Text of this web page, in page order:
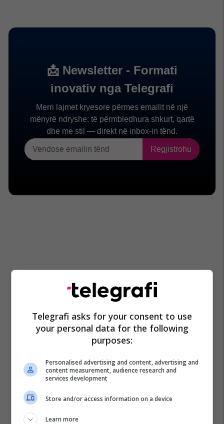
Telegrafi asks for your consent to use
your personal data for the following
purposes:
Personalised advertising and content, advertising and
content measurement, audience research and
services development
Store and/or access information on a device
Learn more